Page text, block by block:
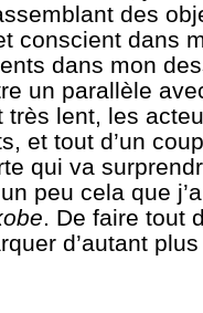
des
conscient dans
dans mon
un parallèle
très lent, les
et tout d’un
qui va
peu cela que
. De faire tout
d’autant